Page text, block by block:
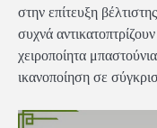
στην επίτευξη
συχνά
χειροποίητα
ικανοποίηση σε